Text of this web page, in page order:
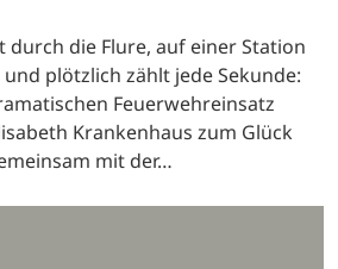
durch die Flure, auf einer Station
plötzlich zählt jede Sekunde:
Feuerwehreinsatz
Krankenhaus zum Glück
mit der…